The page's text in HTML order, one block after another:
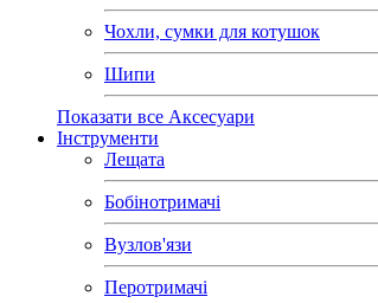
Чохли, сумки для котушок
Шипи
Показати все Аксесуари
Інструменти
Лещата
Бобінотримачі
Вузлов'язи
Перотримачі